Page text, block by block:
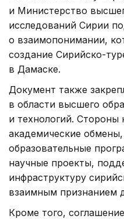
и Министерство
исследований Сирии
о взаимопонимании,
создание Сирийско-
в Дамаске.
Документ также
в области высшего
и технологий. Стороны
академические
образовательные
научные проекты,
инфраструктуру
взаимным признанием
Кроме того,